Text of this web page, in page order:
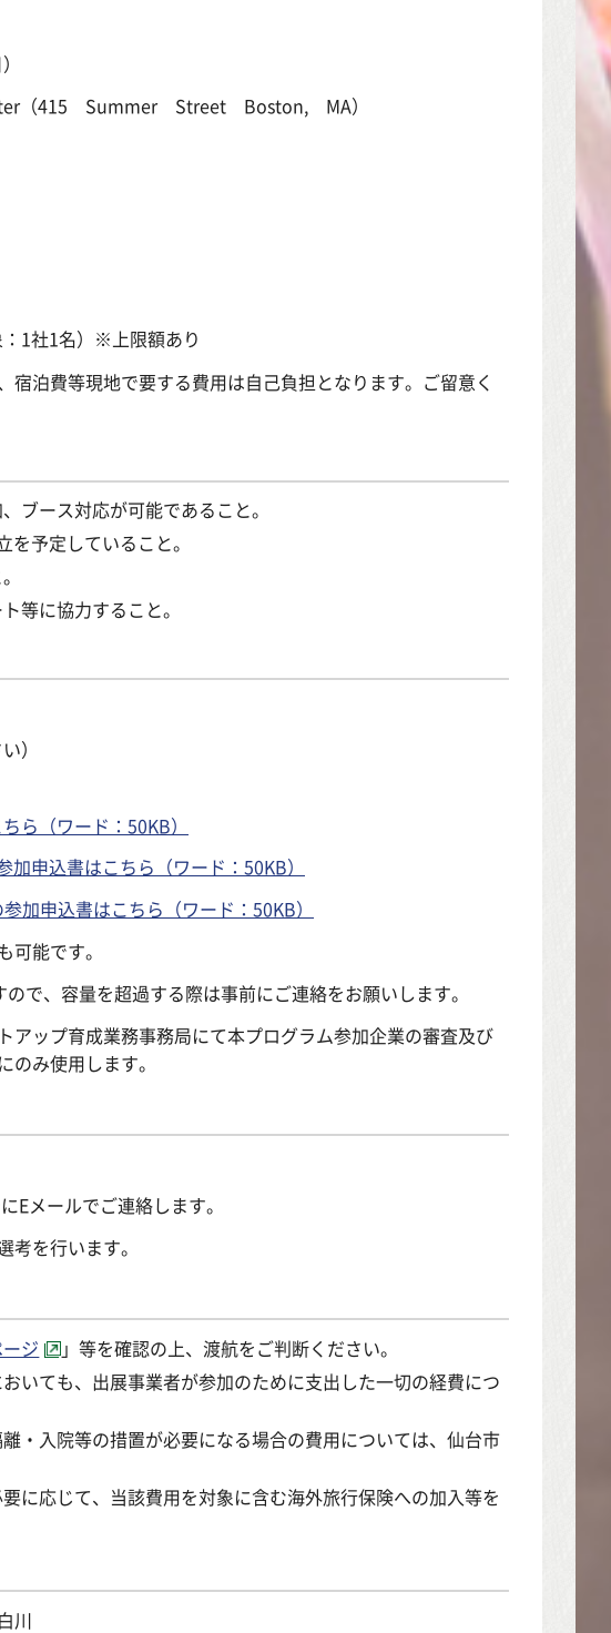
（415 Summer Street Boston, MA）
1社1名）※上限額あり
泊費等現地で要する費用は自己負担となります。ご留意く
ブース対応が可能であること。
予定していること。
等に協力すること。
）
ら（ワード：50KB）
申込書はこちら（ワード：50KB）
申込書はこちら（ワード：50KB）
能です。
で、容量を超過する際は事前にご連絡をお願いします。
ップ育成業務事務局にて本プログラム参加企業の審査及び
み使用します。
メールでご連絡します。
を行います。
ジ
」等を確認の上、渡航をご判断ください。
いても、出展事業者が参加のために支出した一切の経費につ
・入院等の措置が必要になる場合の費用については、仙台市
に応じて、当該費用を対象に含む海外旅行保険への加入等を
川